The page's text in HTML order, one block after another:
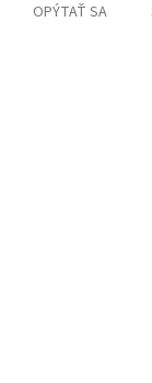
OPÝTAŤ SA